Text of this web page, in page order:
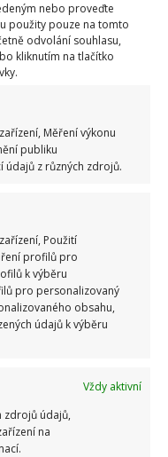
nebo proveďte
použity pouze na tomto
odvolání souhlasu,
kliknutím na tlačítko
Měření výkonu
publiku
z různých zdrojů.
Použití
profilů pro
k výběru
pro personalizovaný
obsahu,
údajů k výběru
Vždy aktivní
zdrojů údajů,
na
být složité,
je promyšlený
přizpůsobit i